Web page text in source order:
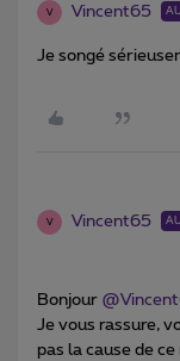
V Vincent65
Je songé
V Vincent65
Bonjour
Je vous rassure,
pas la cause de